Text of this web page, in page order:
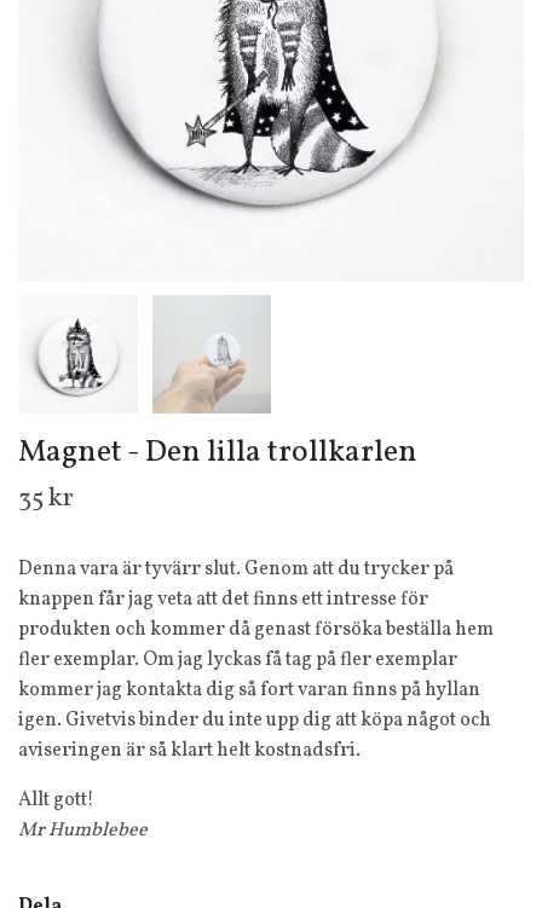
Magnet - Den lilla trollkarlen
35 kr
Denna vara är tyvärr slut. Genom att du trycker på
knappen får jag veta att det finns ett intresse för
produkten och kommer då genast försöka beställa hem
fler exemplar. Om jag lyckas få tag på fler exemplar
kommer jag kontakta dig så fort varan finns på hyllan
igen. Givetvis binder du inte upp dig att köpa något och
aviseringen är så klart helt kostnadsfri.
Allt gott!
Mr Humblebee